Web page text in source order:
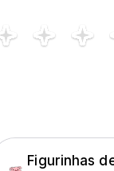
Figurinhas